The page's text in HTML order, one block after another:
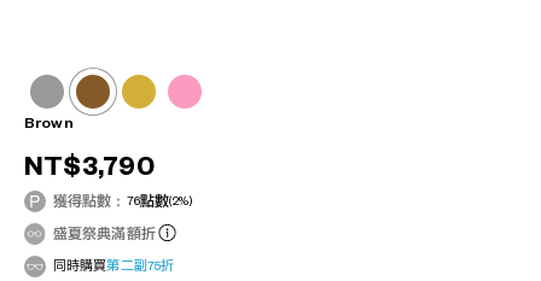
Brown
NT$3,790
獲得點數： 76點數(2%)
盛夏祭典滿額折
同時購買第二副75折